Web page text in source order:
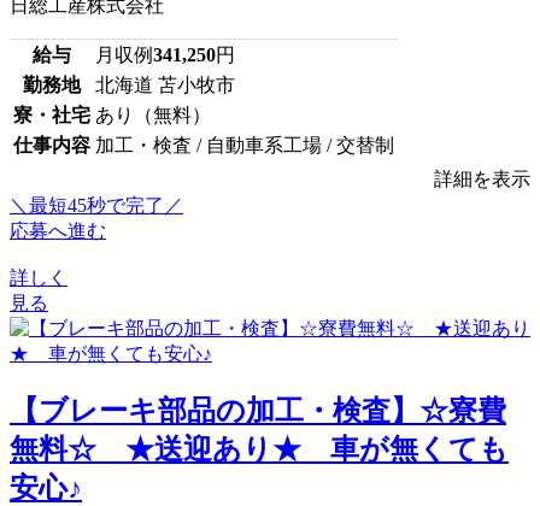
日総工産株式会社
給与 月収例341,250円
勤務地
北海道 苫小牧市
寮・社宅 あり（無料）
仕事内容 加工・検査 / 自動車系工場 / 交替制
詳細を表示
＼最短45秒で完了／
応募へ進む
詳しく
見る
【ブレーキ部品の加工・検査】☆寮費
無料☆ ★送迎あり★ 車が無くても
安心♪